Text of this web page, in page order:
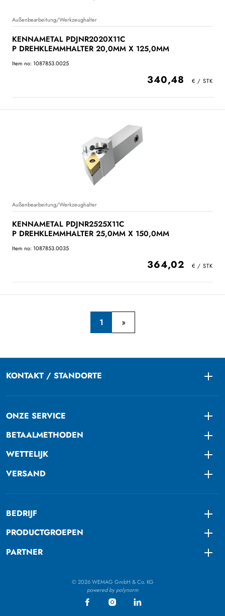
Außenbearbeitung/Werkzeughalter
KENNAMETAL PDJNR2020X11C
P DREHKLEMMHALTER 20,0MM X 125,0MM
Item no: 1087853.0025
340,48
Außenbearbeitung/Werkzeughalter
KENNAMETAL PDJNR2525X11C
P DREHKLEMMHALTER 25,0MM X 150,0MM
Item no: 1087853.0035
364,02
1
KONTAKT / STANDORTE
ONZE SERVICE
BETAALMETHODEN
WETTELIJK
VERSAND
BEDRIJF
PRODUCTGROEPEN
PARTNER
© 2026 WEMAG GmbH & Co. KG
powered by polynorm